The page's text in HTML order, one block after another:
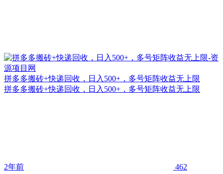
拼多多搬砖+快递回收，日入500+，多号矩阵收益无上限
拼多多搬砖+快递回收，日入500+，多号矩阵收益无上限
2年前 462